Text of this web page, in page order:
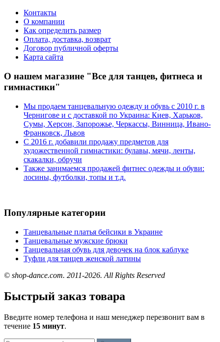
Контакты
О компании
Как определить размер
Оплата, доставка, возврат
Договор публичной оферты
Карта сайта
О нашем магазине "Все для танцев, фитнеса и
гимнастики"
Мы продаем танцевальную одежду и обувь с 2010 г. в
Чернигове и с доставкой по Украина: Киев, Харьков,
Сумы, Херсон, Запорожье, Черкассы, Винница, Ивано-
Франковск, Львов
С 2016 г. добавили продажу предметов для
художественной гимнастики: булавы, мячи, ленты,
скакалки, обручи
Также занимаемся продажей фитнес одежды и обуви:
лосины, футболки, топы и т.д.
Популярные категории
Танцевальные платья бейсики в Украине
Танцевальные мужские брюки
Танцевальная обувь для девочек на блок каблуке
Туфли для танцев женской латины
© shop-dance.com. 2011-2026. All Rights Reserved
Быстрый заказ товара
Введите номер телефона и наш менеджер перезвонит вам в
течение 15 минут.